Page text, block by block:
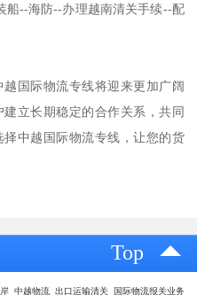
船--海防--办理越南清关手续--配
国际物流专线将迎来更加广阔
立长期稳定的合作关系，共同
中越国际物流专线，让您的货
Top
中越物流 出口运输清关 国际物流报关业务